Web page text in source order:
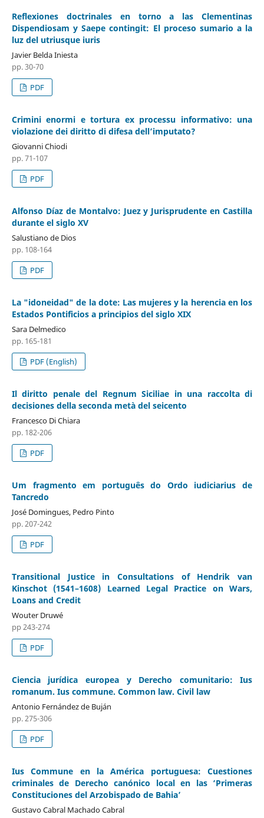
Reflexiones doctrinales en torno a las Clementinas
Dispendiosam y Saepe contingit: El proceso sumario a la
luz del utriusque iuris
Javier Belda Iniesta
pp. 30-70
PDF
Crimini enormi e tortura ex processu informativo: una
violazione dei diritto di difesa dell’imputato?
Giovanni Chiodi
pp. 71-107
PDF
Alfonso Díaz de Montalvo: Juez y Jurisprudente en Castilla
durante el siglo XV
Salustiano de Dios
pp. 108-164
PDF
La "idoneidad" de la dote: Las mujeres y la herencia en los
Estados Pontificios a principios del siglo XIX
Sara Delmedico
pp. 165-181
PDF (English)
Il diritto penale del Regnum Siciliae in una raccolta di
decisiones della seconda metà del seicento
Francesco Di Chiara
pp. 182-206
PDF
Um fragmento em português do Ordo iudiciarius de
Tancredo
José Domingues, Pedro Pinto
pp. 207-242
PDF
Transitional Justice in Consultations of Hendrik van
Kinschot (1541–1608) Learned Legal Practice on Wars,
Loans and Credit
Wouter Druwé
pp 243-274
PDF
Ciencia jurídica europea y Derecho comunitario: Ius
romanum. Ius commune. Common law. Civil law
Antonio Fernández de Buján
pp. 275-306
PDF
Ius Commune en la América portuguesa: Cuestiones
criminales de Derecho canónico local en las ‘Primeras
Constituciones del Arzobispado de Bahia’
Gustavo Cabral Machado Cabral